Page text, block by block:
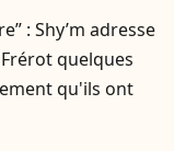
: Shy’m adresse
quelques
qu'ils ont